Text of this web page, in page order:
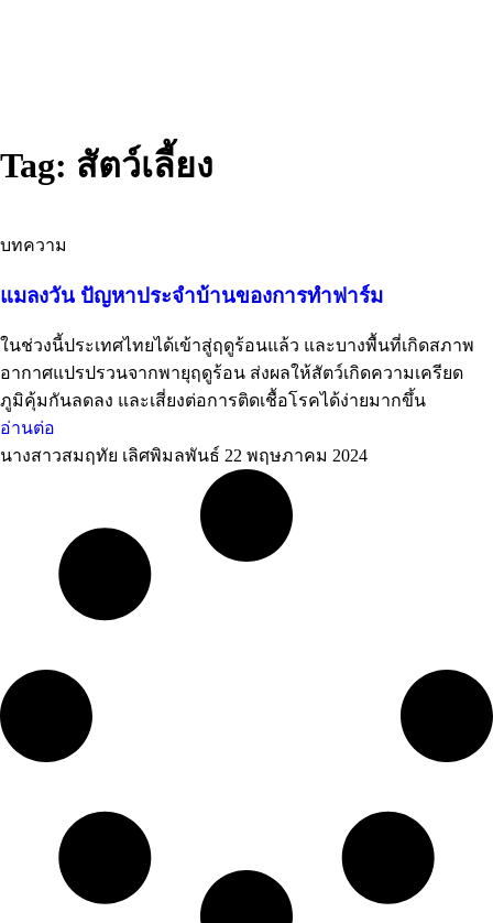
Tag: สัตว์เลี้ยง
บทความ
แมลงวัน ปัญหาประจำบ้านของการทำฟาร์ม
ในช่วงนี้ประเทศไทยได้เข้าสู่ฤดูร้อนแล้ว และบางพื้นที่เกิดสภาพ
อากาศแปรปรวนจากพายุฤดูร้อน ส่งผลให้สัตว์เกิดความเครียด
ภูมิคุ้มกันลดลง และเสี่ยงต่อการติดเชื้อโรคได้ง่ายมากขึ้น
อ่านต่อ
นางสาวสมฤทัย เลิศพิมลพันธ์ 22 พฤษภาคม 2024